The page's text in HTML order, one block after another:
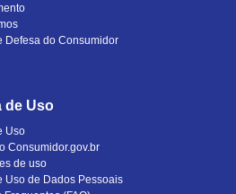
Defesa do Consumidor
de Uso
Uso
Consumidor.gov.br
de uso
Uso de Dados Pessoais